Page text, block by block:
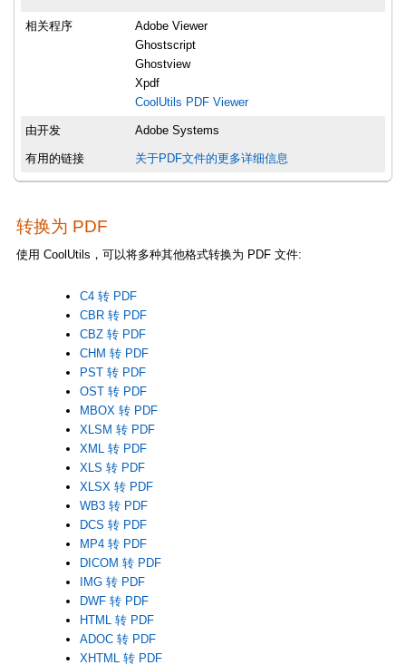
相关程序
Adobe Viewer
Ghostscript
Ghostview
Xpdf
CoolUtils PDF Viewer
由开发 Adobe Systems
有用的链接 关于PDF文件的更多详细信息
转换为 PDF
使用 CoolUtils，可以将多种其他格式转换为 PDF 文件:
C4 转 PDF
CBR 转 PDF
CBZ 转 PDF
CHM 转 PDF
PST 转 PDF
OST 转 PDF
MBOX 转 PDF
XLSM 转 PDF
XML 转 PDF
XLS 转 PDF
XLSX 转 PDF
WB3 转 PDF
DCS 转 PDF
MP4 转 PDF
DICOM 转 PDF
IMG 转 PDF
DWF 转 PDF
HTML 转 PDF
ADOC 转 PDF
XHTML 转 PDF